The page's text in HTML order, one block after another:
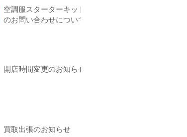
空調服スターターキット
のお問い合わせについて
開店時間変更のお知らせ
買取出張のお知らせ